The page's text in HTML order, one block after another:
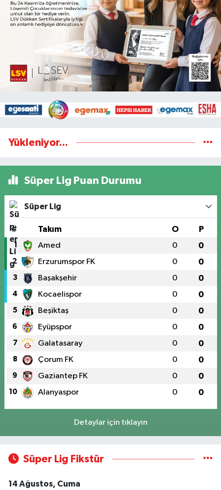
Yükleniyor...
Süper Lig Puan Durumu
Süper Lig
# Takım O P
1 Amed 0 0
2 Erzurumspor FK 0 0
3 Başakşehir 0 0
4 Kocaelispor 0 0
5 Beşiktaş 0 0
6 Eyüpspor 0 0
7 Galatasaray 0 0
8 Çorum FK 0 0
9 Gaziantep FK 0 0
10 Alanyaspor 0 0
Detaylar için tıklayın
Süper Lig Fikstür
14 Ağustos, Cuma